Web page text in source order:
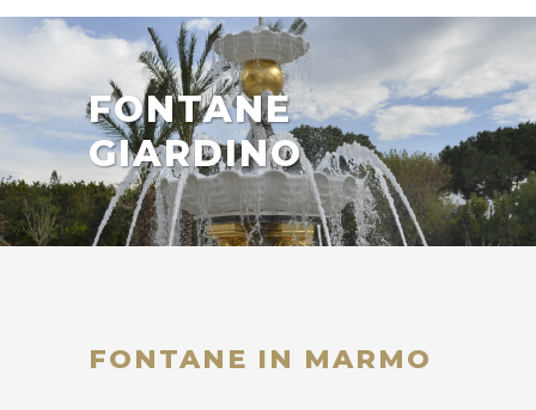
FONTANE
GIARDINO
FONTANE IN MARMO